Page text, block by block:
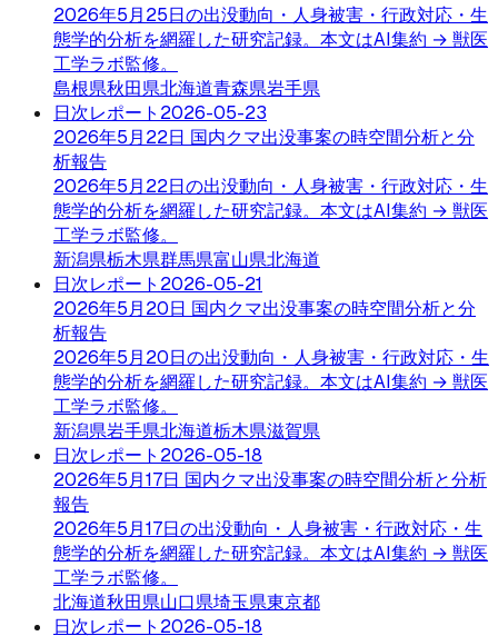
2026年5月25日の出没動向・人身被害・行政対応・生
態学的分析を網羅した研究記録。本文はAI集約 → 獣医
工学ラボ監修。
島根県秋田県北海道青森県岩手県
日次レポート 2026-05-23
2026年5月22日 国内クマ出没事案の時空間分析と分
析報告
2026年5月22日の出没動向・人身被害・行政対応・生
態学的分析を網羅した研究記録。本文はAI集約 → 獣医
工学ラボ監修。
新潟県栃木県群馬県富山県北海道
日次レポート 2026-05-21
2026年5月20日 国内クマ出没事案の時空間分析と分
析報告
2026年5月20日の出没動向・人身被害・行政対応・生
態学的分析を網羅した研究記録。本文はAI集約 → 獣医
工学ラボ監修。
新潟県岩手県北海道栃木県滋賀県
日次レポート 2026-05-18
2026年5月17日 国内クマ出没事案の時空間分析と分析
報告
2026年5月17日の出没動向・人身被害・行政対応・生
態学的分析を網羅した研究記録。本文はAI集約 → 獣医
工学ラボ監修。
北海道秋田県山口県埼玉県東京都
日次レポート 2026-05-18